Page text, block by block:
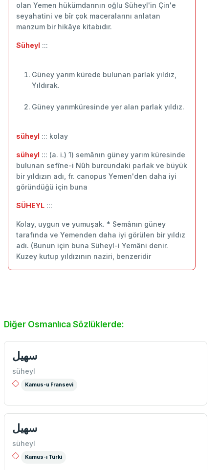
olan Yemen hükümdarının oğlu Süheyl'in Çin'e
seyahatini ve bîr çok maceralarını anlatan
manzum bir hikâye kitabıdır.
Süheyl :::
Güney yarım kürede bulunan parlak yıldız,
Yıldırak.
Güney yarımküresinde yer alan parlak yıldız.
süheyl ::: kolay
süheyl ::: (a. i.) 1) semânın güney yarım küresinde
bulunan sefîne-i Nûh burcundaki parlak ve büyük
bir yıldızın adı, fr. canopus Yemen'den daha iyi
göründüğü için buna
SÜHEYL :::
Kolay, uygun ve yumuşak. * Semânın güney
tarafında ve Yemenden daha iyi görülen bir yıldız
adı. (Bunun için buna Süheyl-i Yemâni denir.
Kuzey kutup yıldızının naziri, benzeridir
Diğer Osmanlıca Sözlüklerde:
سهیل
süheyl
Kamus-u Fransevi
سهیل
süheyl
Kamus-ı Türki